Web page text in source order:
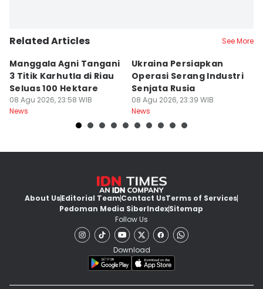
Related Articles See More
Manggala Agni Tangani
3 Titik Karhutla di Riau
Seluas 100 Hektare
08 Agu 2026, 23:58 WIB
News
Ukraina Persiapkan
Operasi Serang Industri
Senjata Rusia
08 Agu 2026, 23:39 WIB
News
About UsEditorial TeamContact UsTerms of Services
Pedoman Media SiberIndexSitemap
Follow Us
Download